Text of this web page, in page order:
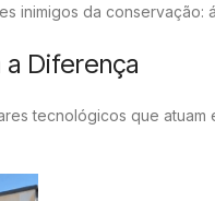
inimigos da conservação:
Diferença
tecnológicos que